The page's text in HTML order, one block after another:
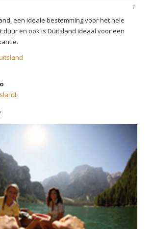
1
een ideale bestemming voor het hele
duur en ook is Duitsland ideaal voor een
.